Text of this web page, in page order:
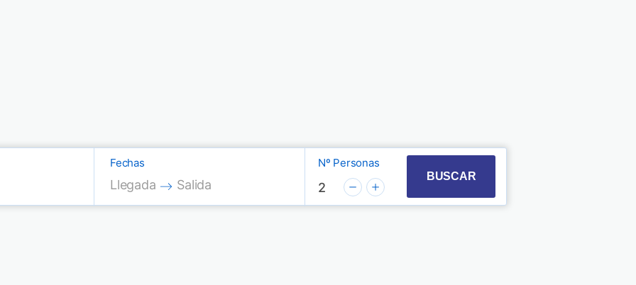
Fechas
Press the down arrow key to interact with the calendar and select a date. Press the
Llegada
Press the down arrow key to interact with the calendar and select a date.
Salida
Nº Personas
2
BUSCAR